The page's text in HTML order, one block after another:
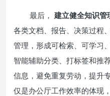
最后， 建立健全知识管
各类文档、报告、决策过程
管理，形成可检索、可学习
智能辅助分类、打标签和推
信息，避免重复劳动，提升
仅是办公厅工作效率的体现